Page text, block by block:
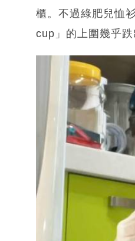
櫃。不過綠肥兒恤
cup」的上圍幾乎跌